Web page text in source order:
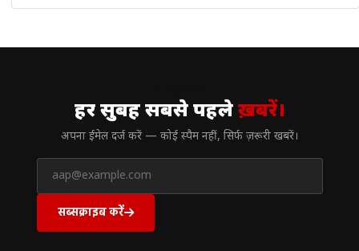
हर सुबह सबसे पहलेख़बरें।
अपना ईमेल दर्ज करें — कोई स्पैम नहीं, सिर्फ ज़रूरी खबरें।
सब्सक्राइब करें